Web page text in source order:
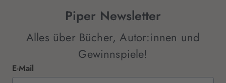
Piper Newsletter
Alles über Bücher, Autor:innen und
Gewinnspiele!
E-Mail